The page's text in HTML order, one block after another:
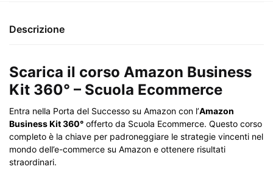
Descrizione
Scarica il corso Amazon Business
Kit 360° – Scuola Ecommerce
Entra nella Porta del Successo su Amazon con l’Amazon
Business Kit 360° offerto da Scuola Ecommerce. Questo corso
completo è la chiave per padroneggiare le strategie vincenti nel
mondo dell’e-commerce su Amazon e ottenere risultati
straordinari.